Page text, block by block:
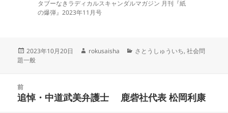
タブーなきラディカルスキャンダルマガジン 月刊『紙
の爆弾』2023年11月号
投
稿
2023年10月20日
作
rokusaisha
カ
さとうしゅういち,社会問
題一般
前
前
追悼・中道武美弁護士 鹿砦社代表 松岡利康